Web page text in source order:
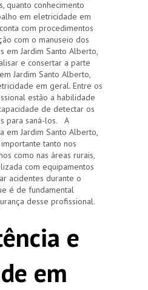
quanto conhecimento
em eletricidade em
com procedimentos
com o manuseio dos
em Jardim Santo Alberto,
e consertar a parte
Jardim Santo Alberto,
em geral. Entre os
estão a habilidade
de detectar os
para saná-los. A
em Jardim Santo Alberto,
tanto nos
como nas áreas rurais,
com equipamentos
acidentes durante o
é de fundamental
desse profissional.
e
em